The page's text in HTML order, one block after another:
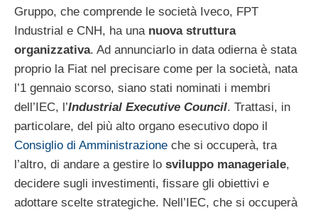
Gruppo, che comprende le società Iveco, FPT
Industrial e CNH, ha una nuova struttura
organizzativa. Ad annunciarlo in data odierna è stata
proprio la Fiat nel precisare come per la società, nata
l’1 gennaio scorso, siano stati nominati i membri
dell’IEC, l’Industrial Executive Council. Trattasi, in
particolare, del più alto organo esecutivo dopo il
Consiglio di Amministrazione che si occuperà, tra
l’altro, di andare a gestire lo sviluppo manageriale,
decidere sugli investimenti, fissare gli obiettivi e
adottare scelte strategiche. Nell’IEC, che si occuperà